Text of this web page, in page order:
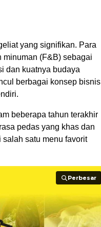
yang signifikan. Para
minuman (F&B) sebagai
dan kuatnya budaya
berbagai konsep bisnis
beberapa tahun terakhir
pedas yang khas dan
satu menu favorit
Perbesar
Perbesar